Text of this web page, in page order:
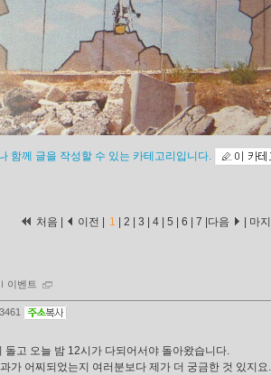
함께 글을 작성할 수 있는 카테고리입니다.
처음 | 이전 | 1 2 3 4 5 6 7 다음 마
ｌ 이벤트
돌고 오늘 밤 12시가 다되어서야 돌아왔습니다.
가 어찌되었는지 여러분보다 제가 더 궁금한 것 있지요.